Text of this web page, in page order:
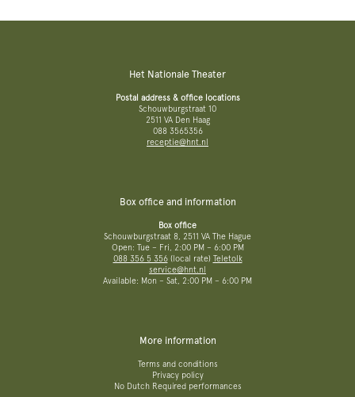
Het Nationale Theater
Postal address & office locations
Schouwburgstraat 10
2511 VA Den Haag
088 3565356
receptie@hnt.nl
Box office and information
Box office
Schouwburgstraat 8, 2511 VA The Hague
Open: Tue – Fri, 2:00 PM – 6:00 PM
088 356 5 356(local rate) Teletolk
service@hnt.nl
Available: Mon – Sat, 2:00 PM – 6:00 PM
More information
Terms and conditions
Privacy policy
No Dutch Required performances